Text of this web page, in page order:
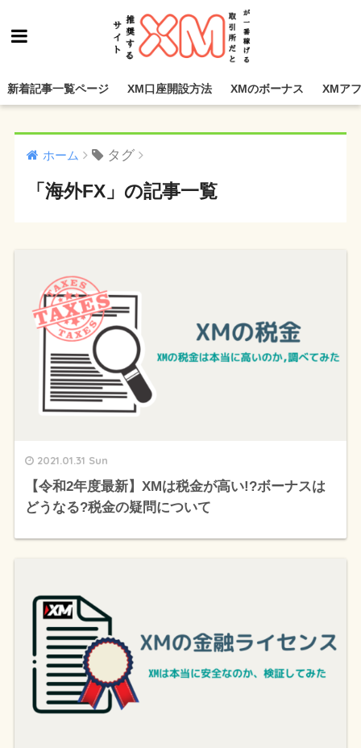
新着記事一覧ページ XM口座開設方法 XMのボーナス XMア
ホーム タグ
「海外FX」の記事一覧
2021.01.31 Sun
【令和2年度最新】XMは税金が高い!?ボーナスは
どうなる?税金の疑問について